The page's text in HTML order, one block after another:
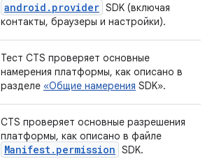
android.provider SDK (включая
контакты, браузеры и настройки).
Тест CTS проверяет основные
намерения платформы, как описано в
разделе «Общие намерения SDK».
CTS проверяет основные разрешения
платформы, как описано в файле
Manifest.permission SDK.